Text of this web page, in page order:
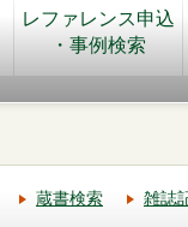
レファレンス申込
・事例検索
蔵書検索 雑誌